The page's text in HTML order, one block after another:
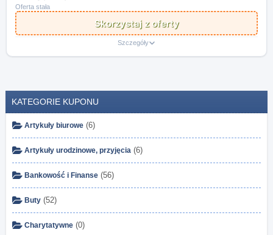
Oferta stała
Skorzystaj z oferty
Szczegóły
KATEGORIE KUPONU
Artykuły biurowe (6)
Artykuły urodzinowe, przyjęcia (6)
Bankowość i Finanse (56)
Buty (52)
Charytatywne (0)